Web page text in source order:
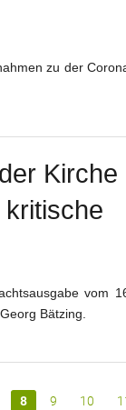
zu der
Kirche
vom
Bätzing.
8 9 10